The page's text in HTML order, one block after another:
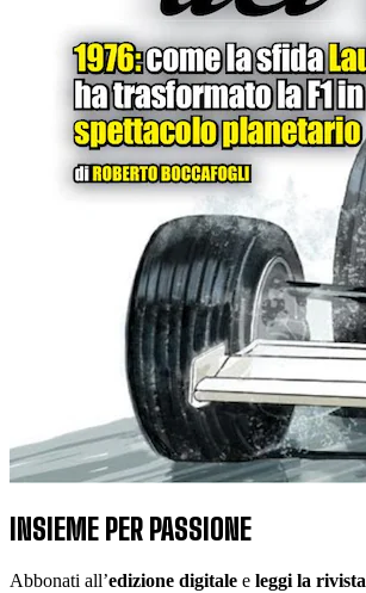
INSIEME PER PASSIONE
Abbonati all’edizione digitale e leggi la rivista